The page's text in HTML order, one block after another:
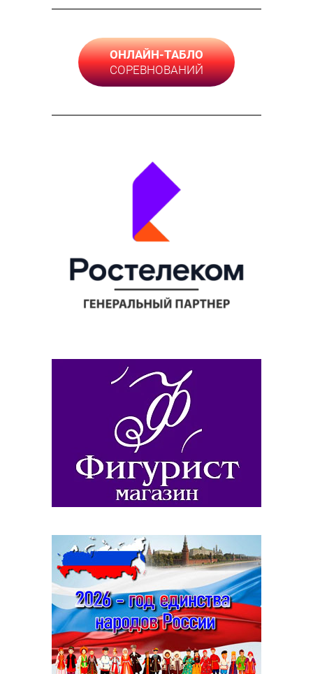
ОНЛАЙН-ТАБЛО
СОРЕВНОВАНИЙ